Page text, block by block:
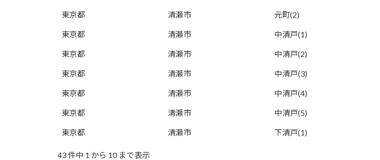
東京都 清瀬市 元町(2)
東京都 清瀬市 中清戸(1)
東京都 清瀬市 中清戸(2)
東京都 清瀬市 中清戸(3)
東京都 清瀬市 中清戸(4)
東京都 清瀬市 中清戸(5)
東京都 清瀬市 下清戸(1)
43 件中 1 から 10 まで表示